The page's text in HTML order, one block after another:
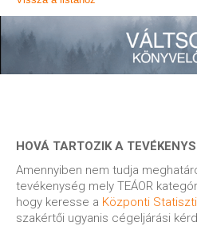
HOVÁ TARTOZIK A
Amennyiben nem tudja
tevékenység mely TEÁOR
hogy keresse a Központi
szakértői ugyanis cégeljárási